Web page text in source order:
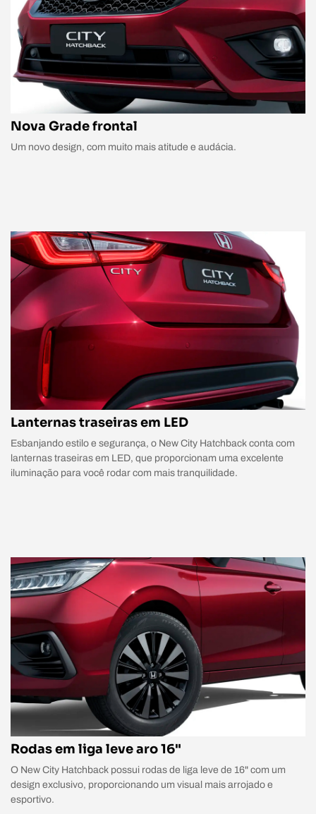
Nova Grade frontal
Um novo design, com muito mais atitude e audácia.
Lanternas traseiras em LED
Esbanjando estilo e segurança, o New City Hatchback conta com
lanternas traseiras em LED, que proporcionam uma excelente
iluminação para você rodar com mais tranquilidade.
Rodas em liga leve aro 16"
O New City Hatchback possui rodas de liga leve de 16" com um
design exclusivo, proporcionando um visual mais arrojado e
esportivo.